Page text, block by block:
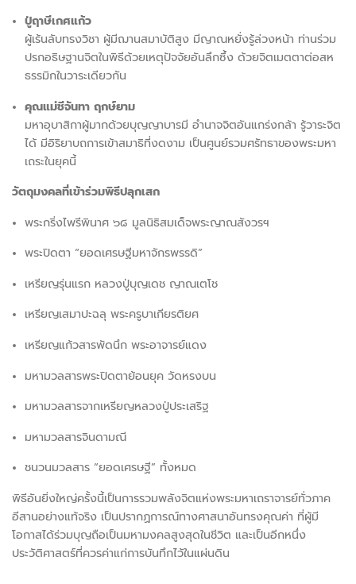
ปู่ฤาษีเกศแก้ว
ผู้เร้นลับทรงวิชา ผู้มีฌานสมาบัติสูง มีญาณหยั่งรู้ล่วงหน้า ท่านร่วม
ปรกอธิษฐานจิตในพิธีด้วยเหตุปัจจัยอันลึกซึ้ง ด้วยจิตเมตตาต่อสห
ธรรมิกในวาระเดียวกัน
คุณแม่ชีจันทา ฤกษ์ยาม
มหาอุบาสิกาผู้มากด้วยบุญญาบารมี อำนาจจิตอันแกร่งกล้า รู้วาระจิต
ได้ มีอิริยาบถการเข้าสมาธิที่งดงาม เป็นศูนย์รวมศรัทธาของพระมหา
เถระในยุคนี้
วัตถุมงคลที่เข้าร่วมพิธีปลุกเสก
พระกริ่งไพรีพินาศ ๖๘ มูลนิธิสมเด็จพระญาณสังวรฯ
พระปิดตา “ยอดเศรษฐีมหาจักรพรรดิ”
เหรียญรุ่นแรก หลวงปู่บุญเดช ญาณเตโช
เหรียญเสมาปะฉลุ พระครูบาเกียรติยศ
เหรียญแก้วสารพัดนึก พระอาจารย์แดง
มหามวลสารพระปิดตาย้อนยุค วัดหรงบน
มหามวลสารจากเหรียญหลวงปู่ประเสริฐ
มหามวลสารจินดามณี
ชนวนมวลสาร “ยอดเศรษฐี” ทั้งหมด
พิธีอันยิ่งใหญ่ครั้งนี้เป็นการรวมพลังจิตแห่งพระมหาเถราจารย์ทั่วภาค
อีสานอย่างแท้จริง เป็นปรากฏการณ์ทางศาสนาอันทรงคุณค่า ที่ผู้มี
โอกาสได้ร่วมบุญถือเป็นมหามงคลสูงสุดในชีวิต และเป็นอีกหนึ่ง
ประวัติศาสตร์ที่ควรค่าแก่การบันทึกไว้ในแผ่นดิน